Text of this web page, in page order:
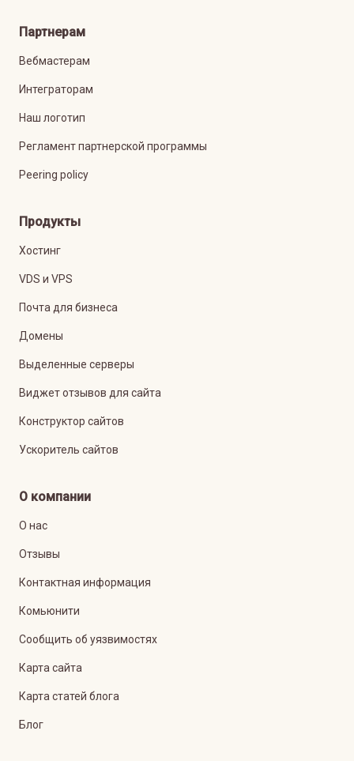
Партнерам
Вебмастерам
Интеграторам
Наш логотип
Регламент партнерской программы
Peering policy
Продукты
Хостинг
VDS и VPS
Почта для бизнеса
Домены
Выделенные серверы
Виджет отзывов для сайта
Конструктор сайтов
Ускоритель сайтов
О компании
О нас
Отзывы
Контактная информация
Комьюнити
Сообщить об уязвимостях
Карта сайта
Карта статей блога
Блог